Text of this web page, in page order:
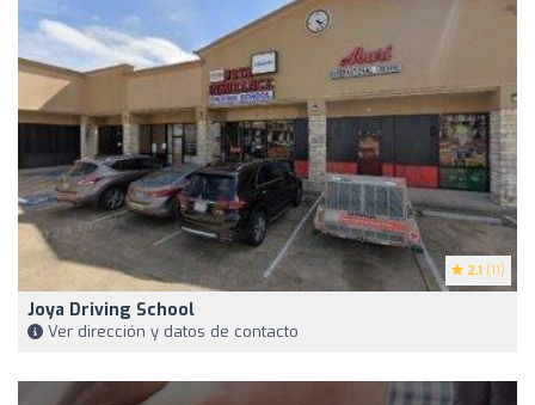
2.1 (11)
Joya Driving School
Ver dirección y datos de contacto